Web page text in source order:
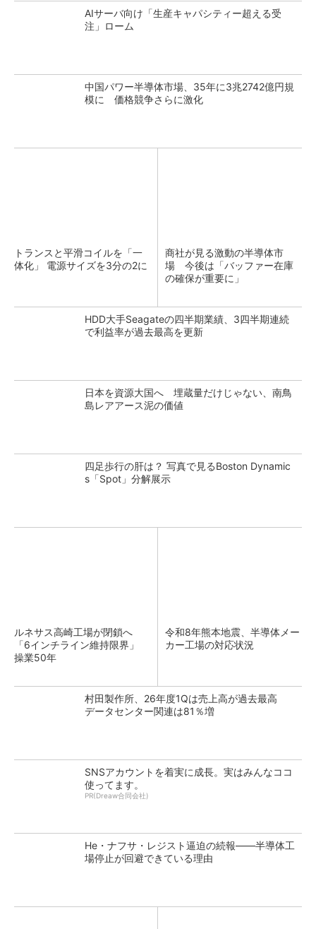
AIサーバ向け「生産キャパシティー超える受
注」ローム
中国パワー半導体市場、35年に3兆2742億円規
模に 価格競争さらに激化
トランスと平滑コイルを「一
体化」 電源サイズを3分の2に
商社が見る激動の半導体市
場 今後は「バッファー在庫
の確保が重要に」
HDD大手Seagateの四半期業績、3四半期連続
で利益率が過去最高を更新
日本を資源大国へ 埋蔵量だけじゃない、南鳥
島レアアース泥の価値
四足歩行の肝は？ 写真で見るBoston Dynamic
s「Spot」分解展示
ルネサス高崎工場が閉鎖へ
「6インチライン維持限界」
操業50年
令和8年熊本地震、半導体メー
カー工場の対応状況
村田製作所、26年度1Qは売上高が過去最高
データセンター関連は81％増
SNSアカウントを着実に成長。実はみんなココ
使ってます。
PR(Dreaw合同会社)
He・ナフサ・レジスト逼迫の続報――半導体工
場停止が回避できている理由